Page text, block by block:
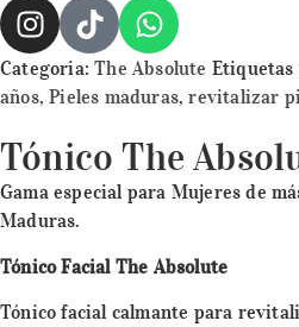
Categoria: The Absolute Etiquetas
años,Pieles maduras,revitalizar
Tónico The
Gama especial para Mujeres de
Maduras.
Tónico Facial The Absolute
Tónico facial calmante para